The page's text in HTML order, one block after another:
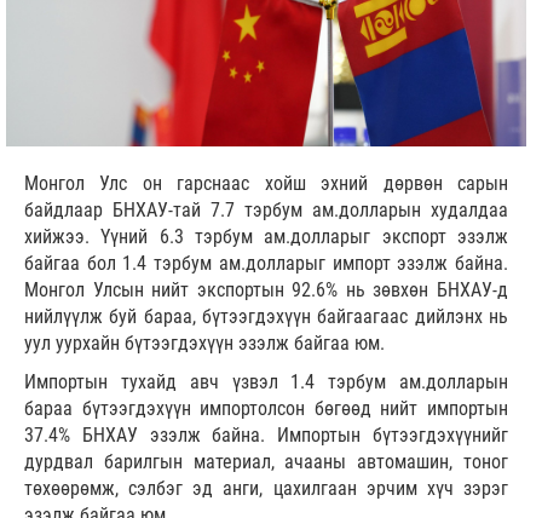
Монгол Улс он гарснаас хойш эхний дөрвөн сарын
байдлаар БНХАУ-тай 7.7 тэрбум ам.долларын худалдаа
хийжээ. Үүний 6.3 тэрбум ам.долларыг экспорт эзэлж
байгаа бол 1.4 тэрбум ам.долларыг импорт эзэлж байна.
Монгол Улсын нийт экспортын 92.6% нь зөвхөн БНХАУ-д
нийлүүлж буй бараа, бүтээгдэхүүн байгаагаас дийлэнх нь
уул уурхайн бүтээгдэхүүн эзэлж байгаа юм.
Импортын тухайд авч үзвэл 1.4 тэрбум ам.долларын
бараа бүтээгдэхүүн импортолсон бөгөөд нийт импортын
37.4% БНХАУ эзэлж байна. Импортын бүтээгдэхүүнийг
дурдвал барилгын материал, ачааны автомашин, тоног
төхөөрөмж, сэлбэг эд анги, цахилгаан эрчим хүч зэрэг